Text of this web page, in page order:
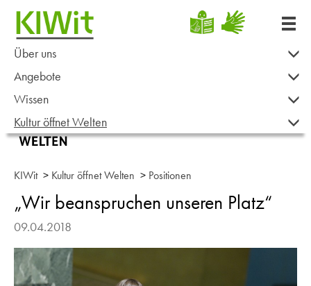
Über uns
Angebote
Wissen
Kultur öffnet Welten
KIWit> Kultur öffnet Welten > Positionen
„Wir beanspruchen unseren Platz“
09.04.2018